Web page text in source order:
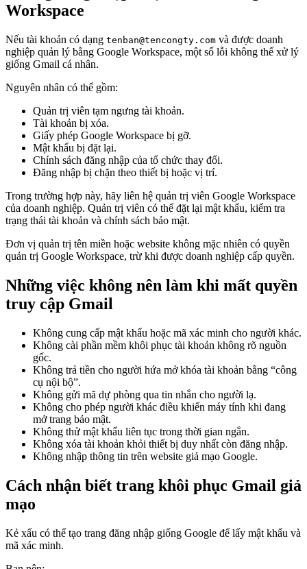
Workspace
Nếu tài khoản có dạng tenban@tencongty.com và được doanh
nghiệp quản lý bằng Google Workspace, một số lỗi không thể xử lý
giống Gmail cá nhân.
Nguyên nhân có thể gồm:
Quản trị viên tạm ngưng tài khoản.
Tài khoản bị xóa.
Giấy phép Google Workspace bị gỡ.
Mật khẩu bị đặt lại.
Chính sách đăng nhập của tổ chức thay đổi.
Đăng nhập bị chặn theo thiết bị hoặc vị trí.
Trong trường hợp này, hãy liên hệ quản trị viên Google Workspace
của doanh nghiệp. Quản trị viên có thể đặt lại mật khẩu, kiểm tra
trạng thái tài khoản và chính sách bảo mật.
Đơn vị quản trị tên miền hoặc website không mặc nhiên có quyền
quản trị Google Workspace, trừ khi được doanh nghiệp cấp quyền.
Những việc không nên làm khi mất quyền
truy cập Gmail
Không cung cấp mật khẩu hoặc mã xác minh cho người khác.
Không cài phần mềm khôi phục tài khoản không rõ nguồn
gốc.
Không trả tiền cho người hứa mở khóa tài khoản bằng “công
cụ nội bộ”.
Không gửi mã dự phòng qua tin nhắn cho người lạ.
Không cho phép người khác điều khiển máy tính khi đang
mở trang bảo mật.
Không thử mật khẩu liên tục trong thời gian ngắn.
Không xóa tài khoản khỏi thiết bị duy nhất còn đăng nhập.
Không nhập thông tin trên website giả mạo Google.
Cách nhận biết trang khôi phục Gmail giả
mạo
Kẻ xấu có thể tạo trang đăng nhập giống Google để lấy mật khẩu và
mã xác minh.